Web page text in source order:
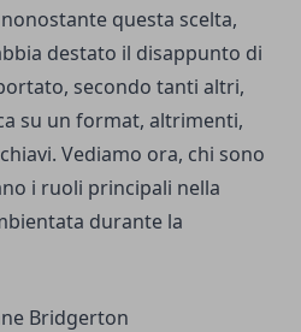
questa scelta,
destato il disappunto di
secondo tanti altri,
su un format, altrimenti,
Vediamo ora, chi sono
i ruoli principali nella
durante la
Bridgerton